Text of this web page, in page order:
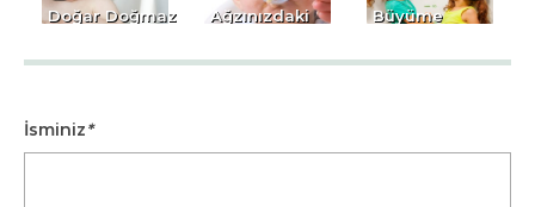
Doğar Doğmaz
Ağzınızdaki
Bulaşmasın!
Büyüme
İsminiz*